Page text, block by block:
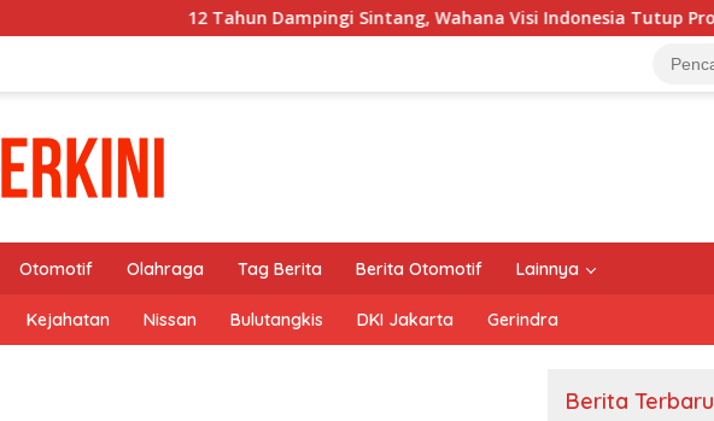
12 Tahun Dampingi Sintang, Wahana Visi Indonesia Tutup Program 38
Otomotif Olahraga Tag Berita Berita Otomotif Lainnya
Kejahatan Nissan Bulutangkis DKI Jakarta Gerindra
Berita Terbaru